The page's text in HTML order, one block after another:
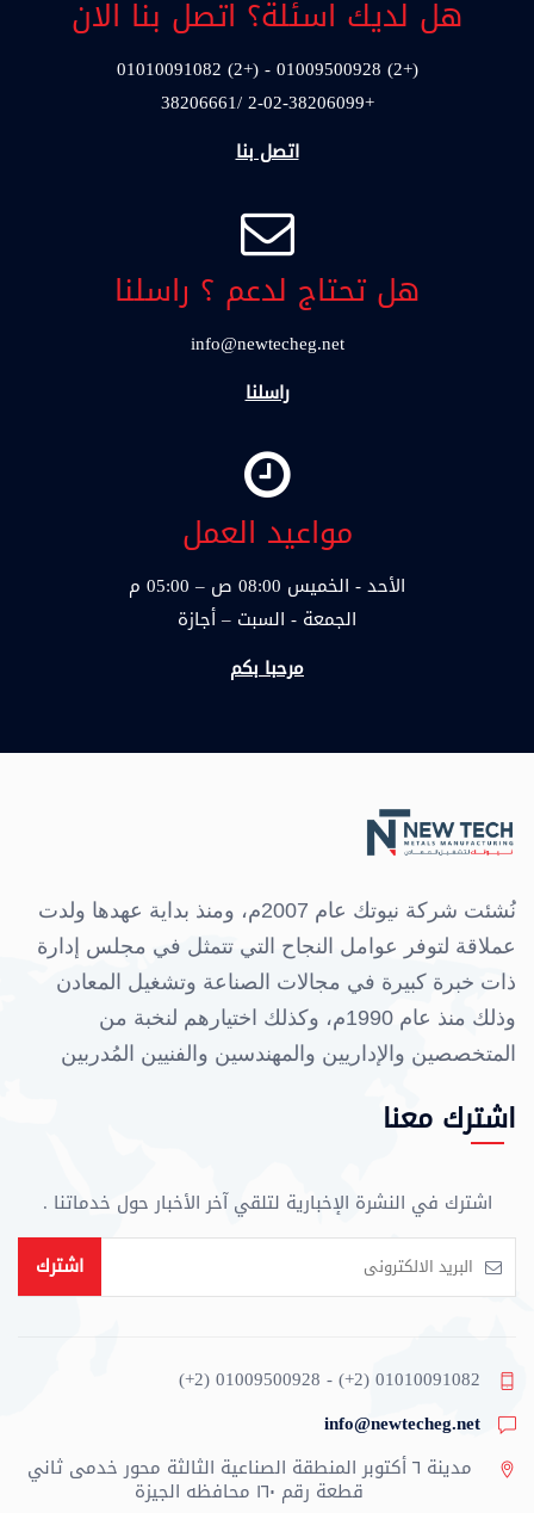
هل لديك اسئلة؟ اتصل بنا الان
(+2) 01009500928 - (+2) 01010091082
+2-02-38206099 /38206661
اتصل بنا
هل تحتاج لدعم ؟ راسلنا
info@newtecheg.net
راسلنا
مواعيد العمل
الأحد - الخميس 08:00 ص – 05:00 م
الجمعة - السبت – أجازة
مرحبا بكم
نُشئت شركة نيوتك عام 2007م، ومنذ بداية عهدها ولدت
عملاقة لتوفر عوامل النجاح التي تتمثل في مجلس إدارة
ذات خبرة كبيرة في مجالات الصناعة وتشغيل المعادن
وذلك منذ عام 1990م، وكذلك اختيارهم لنخبة من
المتخصصين والإداريين والمهندسين والفنيين المُدربين
كافة مجالات الصناعة.
الأخري في مجالات تشغيل وتشكيل جميع أنواع المعادن
وتصنيع أجزاء من التكيفات والسيارات وصناعة الإسطمبات
عملائنا وتلبية احتياجاتهم وتوقعاتهم فقد حصلت الشركة
علي ثلاث شهادات أيزو طبقاً لمتطلبات المواصفات
العالمية:
اشترك معنا
اشترك في النشرة الإخبارية لتلقي آخر الأخبار حول خدماتنا .
اشترك
(+2) 01009500928 - (+2) 01010091082
info@newtecheg.net
مدينة ٦ أكتوبر المنطقة الصناعية الثالثة محور خدمى ثاني
قطعة رقم ١٦٠ محافظه الجيزة